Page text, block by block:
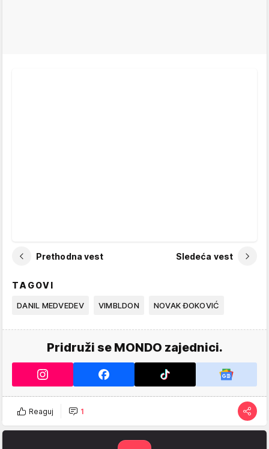
Prethodna vest Sledeća vest
TAGOVI
DANIL MEDVEDEV VIMBLDON NOVAK ĐOKOVIĆ
Pridruži se MONDO zajednici.
Reaguj 1